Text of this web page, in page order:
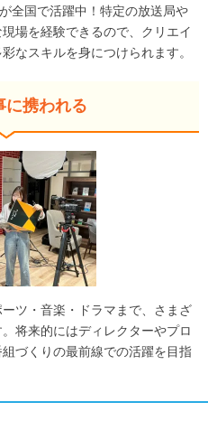
全国で活躍中！特定の放送局や
場を経験できるので、クリエイ
なスキルを身につけられます。
に携われる
ツ・音楽・ドラマまで、さまざ
将来的にはディレクターやプロ
づくりの最前線での活躍を目指